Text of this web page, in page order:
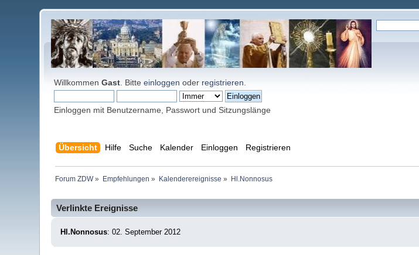
WillkommenGast . Bitteeinloggen oder registrieren
Einloggen mit Benutzername, Passwort und Sitzungslänge
Übersicht Hilfe Suche Kalender Einloggen Registrieren
Forum ZDW» Empfehlungen » Kalenderereignisse » Hl.Nonnosus
Verlinkte Ereignisse
Hl.Nonnosus: 02. September 2012